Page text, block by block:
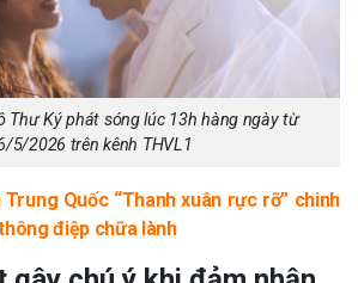
Thư Ký phát sóng lúc 13h hàng ngày từ
5/2026 trên kênh THVL1
Trung Quốc “Thanh xuân rực rỡ” chinh
điệp chữa lành